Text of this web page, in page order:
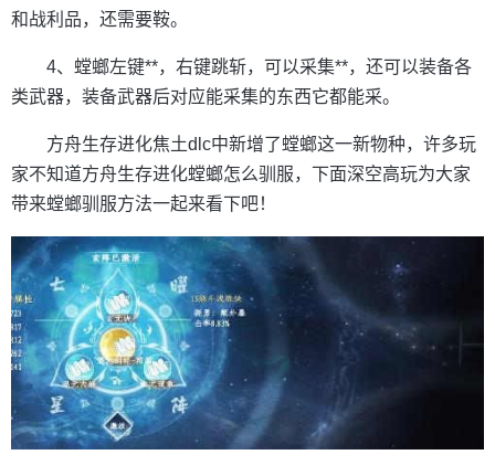
和战利品，还需要鞍。
4、螳螂左键**，右键跳斩，可以采集**，还可以装备各
类武器，装备武器后对应能采集的东西它都能采。
方舟生存进化焦土dlc中新增了螳螂这一新物种，许多玩
家不知道方舟生存进化螳螂怎么驯服，下面深空高玩为大家
带来螳螂驯服方法一起来看下吧！